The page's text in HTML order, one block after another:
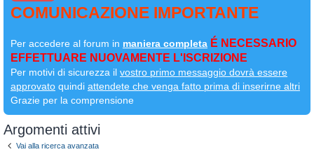
COMUNICAZIONE IMPORTANTE
Per accedere al forum in maniera completa É NECESSARIO
EFFETTUARE NUOVAMENTE L'ISCRIZIONE
Per motivi di sicurezza il vostro primo messaggio dovrà essere
approvato quindi attendete che venga fatto prima di inserirne altri
Grazie per la comprensione
Argomenti attivi
Vai alla ricerca avanzata